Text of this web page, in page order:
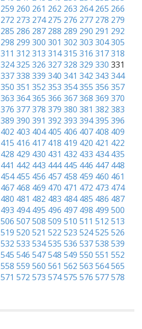
259 260 261 262 263 264 265 266
272 273 274 275 276 277 278 279
285 286 287 288 289 290 291 292
298 299 300 301 302 303 304305
311 312 313 314315 316 317318
324325 326 327328 329 330 331
337338 339 340 341 342 343 344
350 351 352 353 354355 356 357
363 364365 366 367368 369 370
376 377378 379 380 381 382 383
389 390 391 392 393 394395 396
402 403 404 405 406 407 408 409
415 416 417 418 419 420 421 422
428 429 430 431 432 433 434 435
441 442 443 444 445 446 447 448
454 455 456 457 458 459 460 461
467 468 469 470 471 472 473 474
480 481 482 483 484 485 486 487
493 494 495 496 497 498 499 500
506 507508 509 510 511 512 513
519 520 521 522 523 524525 526
532 533 534535 536 537538 539
545 546 547548 549 550 551 552
558 559 560 561 562 563 564565
571 572 573 574575 576 577578